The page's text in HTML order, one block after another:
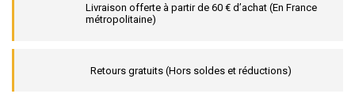
Livraison offerte à partir de 60 € d’achat (En France
métropolitaine)
Retours gratuits (Hors soldes et réductions)